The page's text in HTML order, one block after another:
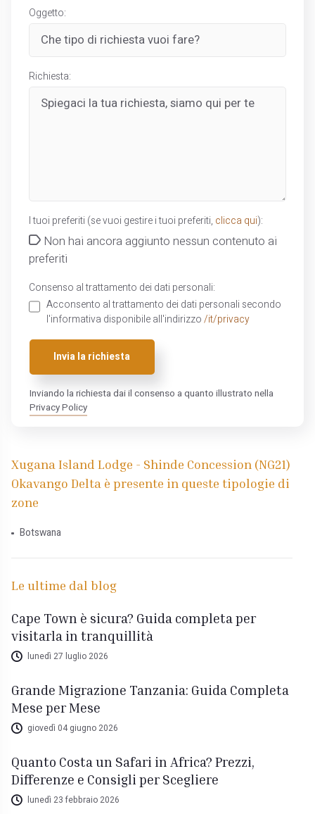
Oggetto:
Richiesta:
I tuoi preferiti (se vuoi gestire i tuoi preferiti, clicca qui):
Non hai ancora aggiunto nessun contenuto ai
preferiti
Consenso al trattamento dei dati personali:
Acconsento al trattamento dei dati personali secondo
l'informativa disponibile all'indirizzo /it/privacy
Invia la richiesta
Inviando la richiesta dai il consenso a quanto illustrato nella
Privacy Policy
Xugana Island Lodge - Shinde Concession (NG21)
Okavango Delta è presente in queste tipologie di
zone
Botswana
Le ultime dal blog
Cape Town è sicura? Guida completa per
visitarla in tranquillità
lunedì 27 luglio 2026
Grande Migrazione Tanzania: Guida Completa
Mese per Mese
giovedì 04 giugno 2026
Quanto Costa un Safari in Africa? Prezzi,
Differenze e Consigli per Scegliere
lunedì 23 febbraio 2026